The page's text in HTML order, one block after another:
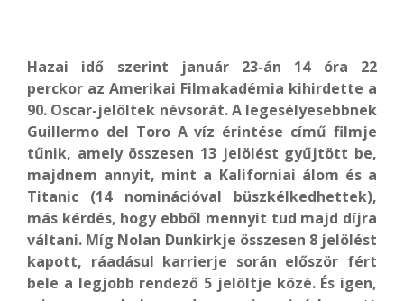
Hazai idő szerint január 23-án 14 óra 22
perckor az Amerikai Filmakadémia kihirdette a
90. Oscar-jelöltek névsorát. A legesélyesebbnek
Guillermo del Toro A víz érintése című filmje
tűnik, amely összesen 13 jelölést gyűjtött be,
majdnem annyit, mint a Kaliforniai álom és a
Titanic (14 nominációval büszkélkedhettek),
más kérdés, hogy ebből mennyit tud majd díjra
váltani. Míg Nolan Dunkirkje összesen 8 jelölést
kapott, ráadásul karrierje során először fért
bele a legjobb rendező 5 jelöltje közé. És igen,